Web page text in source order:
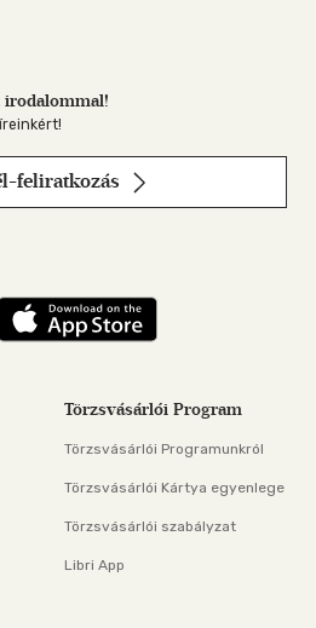
irodalommal!
feliratkozás
ona LinkedInen
applikáció Szerezd meg: Google
Törzsvásárlói Program
Törzsvásárlói Programunkról
Törzsvásárlói Kártya egyenlege
Törzsvásárlói szabályzat
Libri App